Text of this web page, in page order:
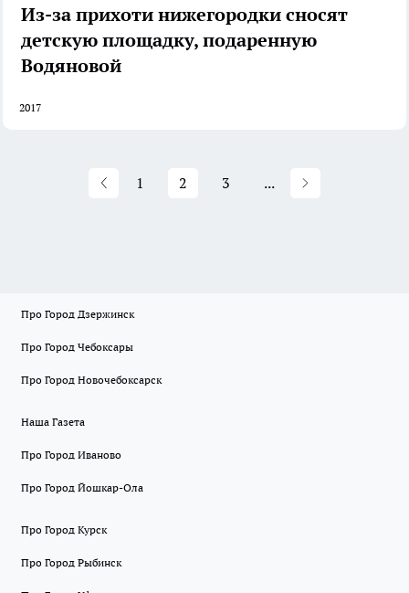
Из-за прихоти нижегородки сносят
детскую площадку, подаренную
Водяновой
2017
1 2 3 ...
Про Город Дзержинск
Про Город Чебоксары
Про Город Новочебоксарск
Наша Газета
Про Город Иваново
Про Город Йошкар-Ола
Про Город Курск
Про Город Рыбинск